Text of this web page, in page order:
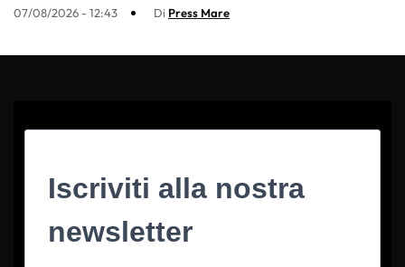
07/08/2026 - 12:43 Di Press Mare
Iscriviti alla nostra
newsletter